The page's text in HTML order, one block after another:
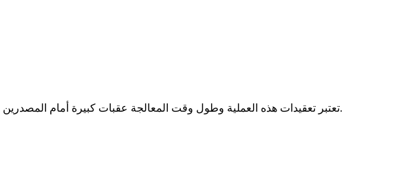
. تعتبر تعقيدات هذه العملية وطول وقت المعالجة عقبات كبيرة أمام المصدرين الأفارقة.